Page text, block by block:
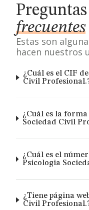
Preguntas
frecuentes
Estas son
hacen nuestros
¿Cuál es el CIF
Civil
¿Cuál es la
Sociedad Civil
¿Cuál es el
Psicologia
¿Tiene página
Civil